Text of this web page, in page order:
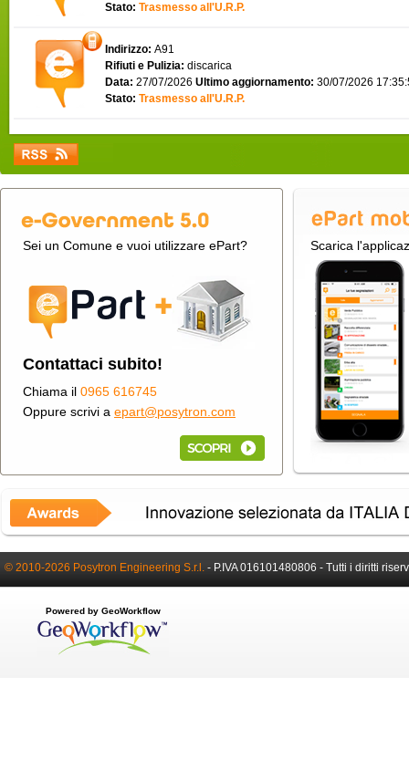
Stato: Trasmesso all'U.R.P.
Indirizzo: A91
Rifiuti e Pulizia: discarica
Data: 27/07/2026 Ultimo aggiornamento: 30/07/2026
Stato: Trasmesso all'U.R.P.
Sei un Comune e vuoi utilizzare ePart?
Contattaci subito!
Chiama il 0965 616745
Oppure scrivi a epart@posytron.com
Scarica
© 2010-2026 Posytron Engineering S.r.l. - P.IVA 016101480806 - Tutti i diritti
Powered by GeoWorkflow